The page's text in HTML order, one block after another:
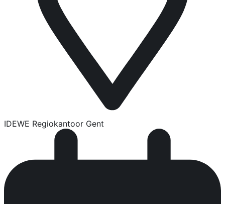
IDEWE Regiokantoor Gent